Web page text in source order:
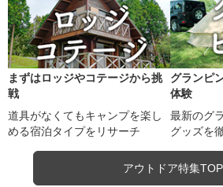
まずはロッジやコテージから挑
戦
道具がなくてもキャンプを楽し
める宿泊タイプをリサーチ
グランピ
体験
最新のグ
グッズを
アウトドア特集TOP